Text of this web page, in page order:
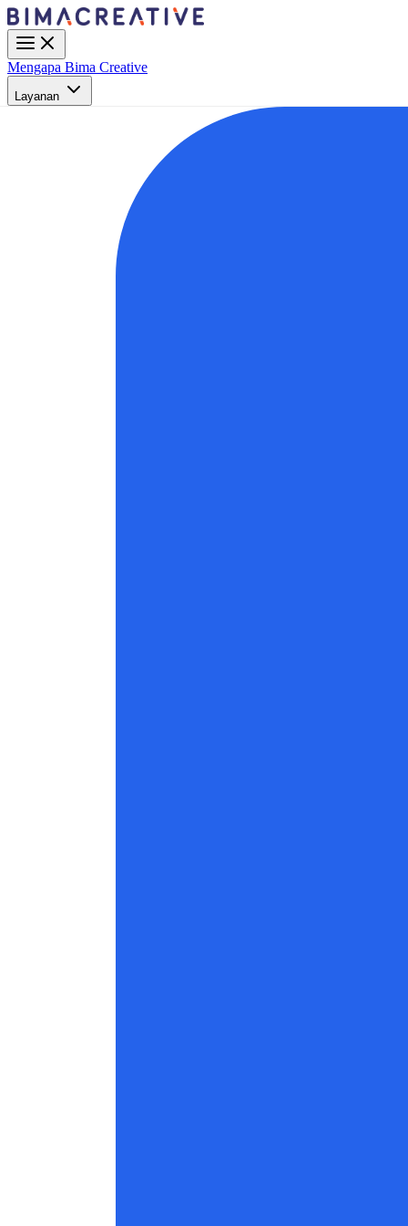
Mengapa Bima Creative
Layanan